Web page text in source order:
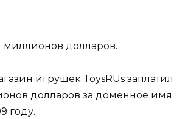
миллионов долларов.
игрушек ToysRUs заплатил
долларов за доменное имя
году.